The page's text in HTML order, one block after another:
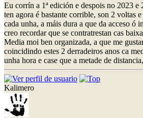
Eu corrín a 1ª edición e despois no 2023
ten agora é bastante corrible, son 2 voltas
cada unha, a máis dura a que da acceso ó
creo recordar que se contratrestan cas
Media moi ben organizada, a que me
coincidindo estes 2 derradeiros anos ca
unha hora e case que a metade de
Kalimero